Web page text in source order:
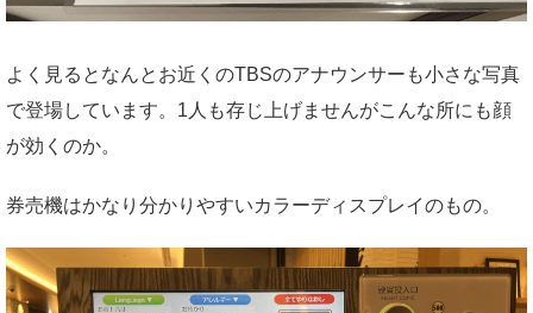
よく見るとなんとお近くのTBSのアナウンサーも小さな写真
で登場しています。1人も存じ上げませんがこんな所にも顔
が効くのか。
券売機はかなり分かりやすいカラーディスプレイのもの。